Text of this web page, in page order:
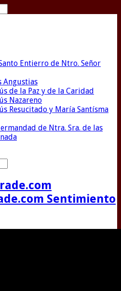
Entierro de Ntro. Señor
Angustias
de la Paz y de la Caridad
Nazareno
Resucitado y María Santísma
de Ntra. Sra. de las
Sentimiento